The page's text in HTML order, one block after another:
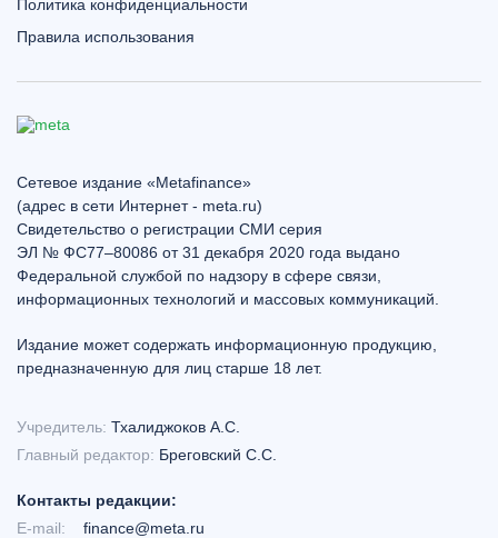
Политика конфиденциальности
Правила использования
Сетевое издание «Metafinance»
(адрес в сети Интернет - meta.ru)
Свидетельство о регистрации СМИ серия
ЭЛ № ФС77–80086 от 31 декабря 2020 года выдано
Федеральной службой по надзору в сфере связи,
информационных технологий и массовых коммуникаций.
Издание может содержать информационную продукцию,
предназначенную для лиц старше 18 лет.
Учредитель: Тхалиджоков А.С.
Главный редактор: Бреговский С.С.
Контакты редакции:
E-mail:
finance@meta.ru